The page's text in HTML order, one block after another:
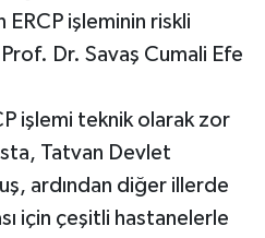
işleminin riskli
Dr. Savaş Cumali Efe
işlemi teknik olarak zor
Tatvan Devlet
ardından diğer illerde
için çeşitli hastanelerle